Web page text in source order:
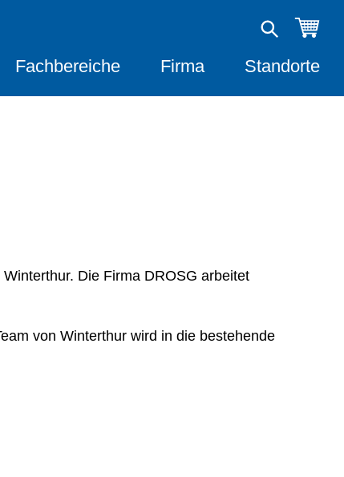
Fachbereiche Firma Standorte
Die Firma DROSG arbeitet
von Winterthur wird in die bestehende